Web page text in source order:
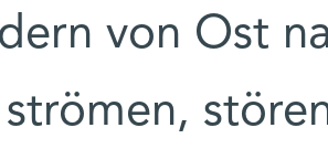
von Ost